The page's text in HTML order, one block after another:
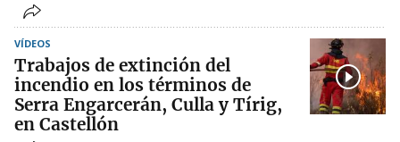
VÍDEOS
Trabajos de extinción del
incendio en los términos de
Serra Engarcerán, Culla y Tírig,
en Castellón